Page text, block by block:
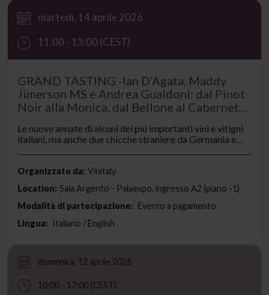
martedì, 14 aprile 2026
11:00 - 13:00 (CEST)
GRAND TASTING -Ian D’Agata, Maddy
Jimerson MS e Andrea Gualdoni: dal Pinot
Noir alla Monica, dal Bellone al Cabernet
passando per Germania e Cina
Le nuove annate di alcuni dei più importanti vini e vitigni
italiani, ma anche due chicche straniere da Germania e
Londra, vi porterà alla scoperta di alcuni dei vini più
Organizzato da: Vinitaly
Location: Sala Argento - Palaexpo, ingresso A2 (piano -1)
Modalità di partecipazione: Evento a pagamento
Lingua: Italiano / English
domenica, 12 aprile 2026
10:00 - 17:00 (CEST)